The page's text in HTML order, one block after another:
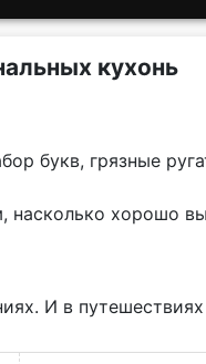
кухонь
букв, грязные
хорошо
И в